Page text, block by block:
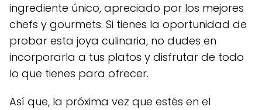
ingrediente único, apreciado por los mejores
chefs y gourmets. Si tienes la oportunidad de
probar esta joya culinaria, no dudes en
incorporarla a tus platos y disfrutar de todo
lo que tienes para ofrecer.
Así que, la próxima vez que estés en el